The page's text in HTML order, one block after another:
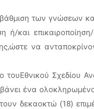
των γνώσεων
ή/και
να
τουΕθνικού
ένα
δεκαοκτώ (18)